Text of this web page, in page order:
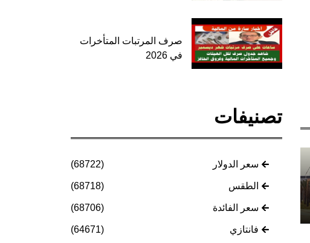
صرف المرتبات المتأخرات
في 2026
تصنيفات
سعر الدولار (68722)
الطقس (68718)
سعر الفائدة (68706)
فانتازي (64671)